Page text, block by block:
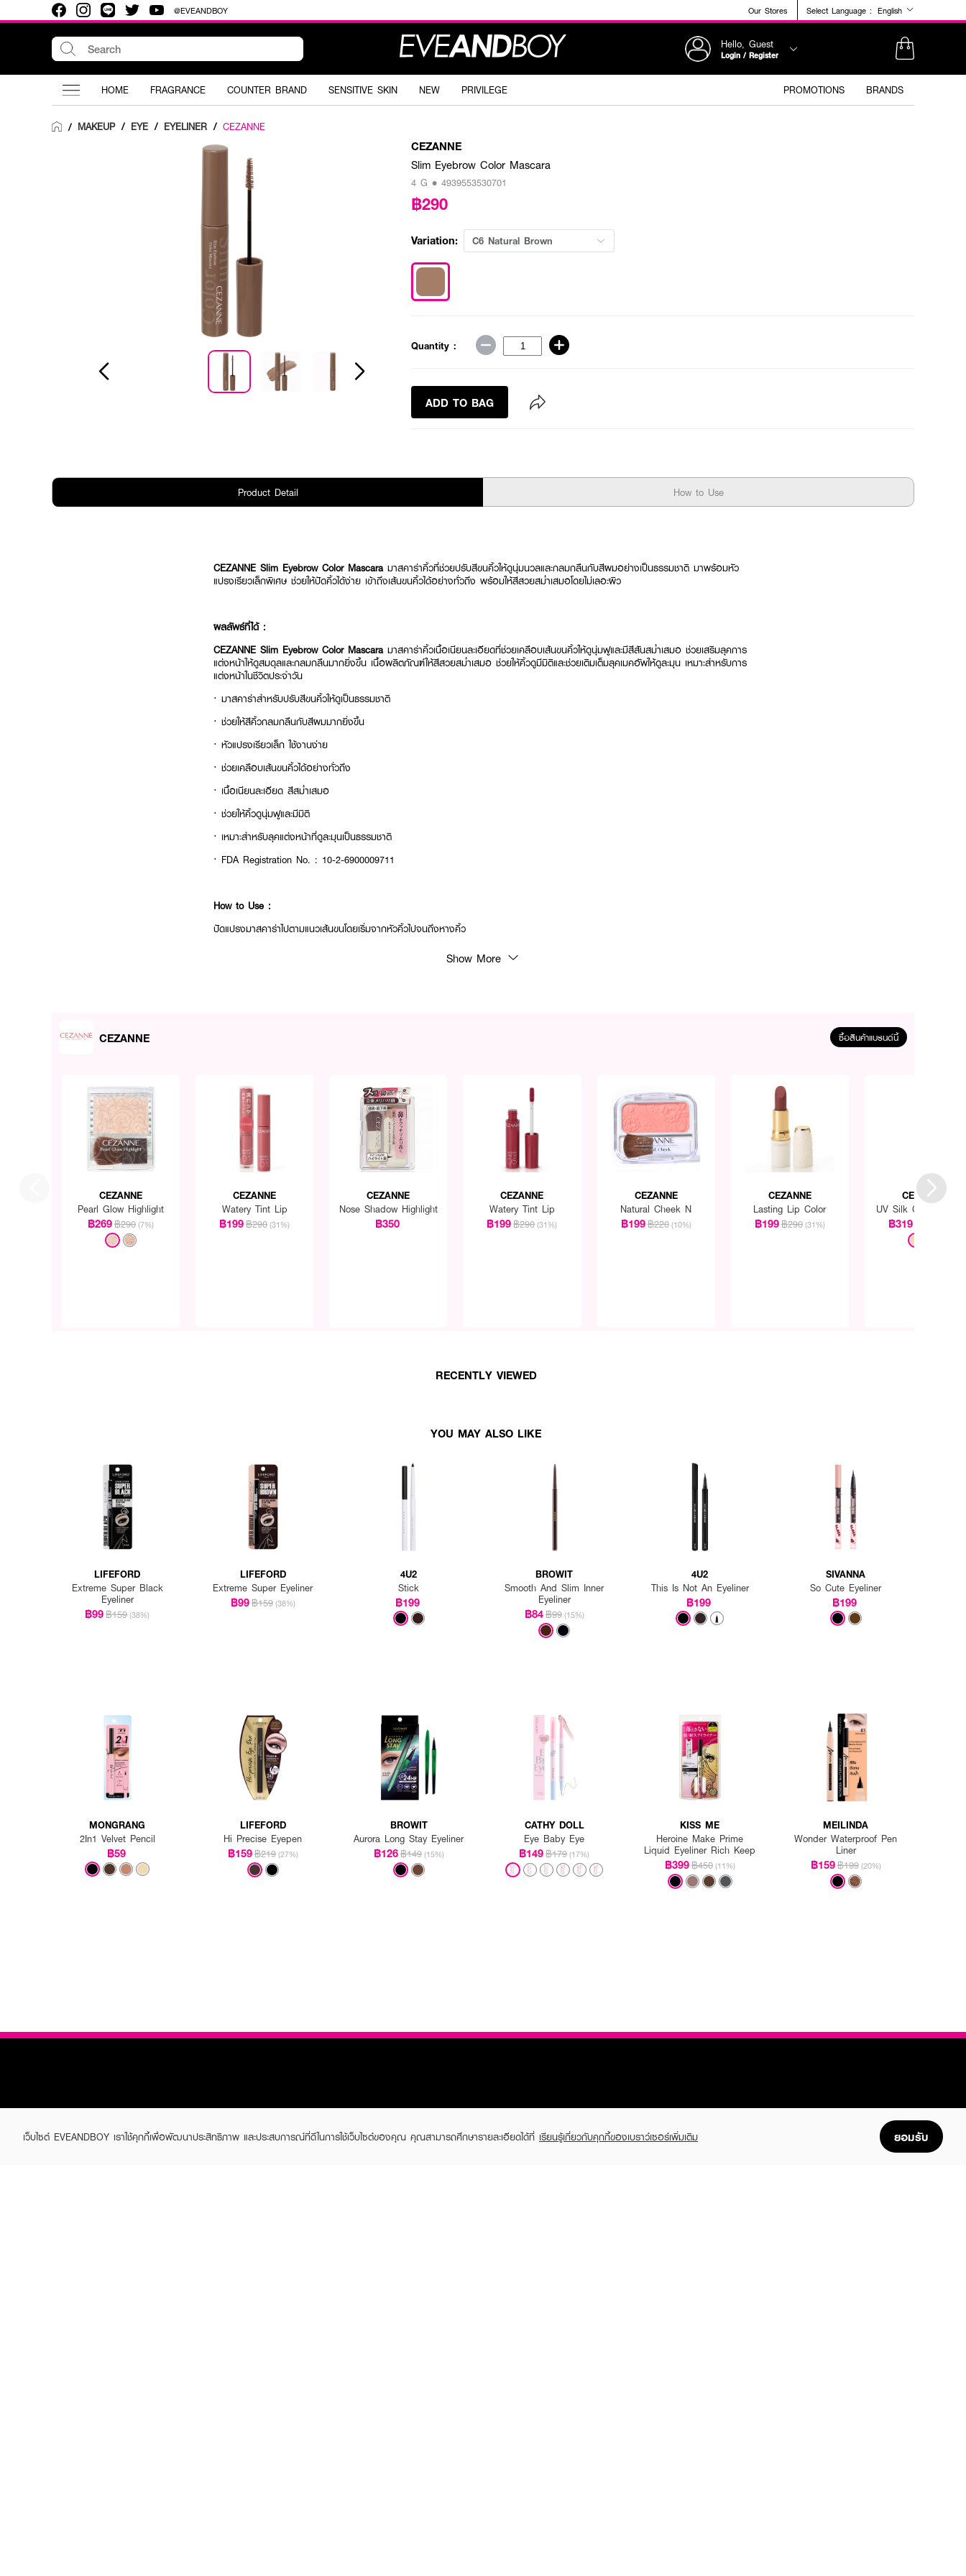
@EVEANDBOY Our Stores Select Language : English
Hello, Guest
Login / Register
HOME FRAGRANCE COUNTER BRAND SENSITIVE SKIN NEW PRIVILEGE PROMOTIONS BRANDS
/ MAKEUP / EYE / EYELINER / CEZANNE
CEZANNE
Slim Eyebrow Color Mascara
4 G • 4939553530701
฿290
Variation: C6 Natural Brown
Quantity :
ADD TO BAG
Product Detail How to Use
CEZANNE Slim Eyebrow Color Mascara มาสคาร่าคิ้วที่ช่วยปรับสีขนคิ้วให้ดูนุ่มนวลและกลมกลืนกับสีผมอย่างเป็นธรรมชาติ มาพร้อมหัว
แปรงเรียวเล็กพิเศษ ช่วยให้ปัดคิ้วได้ง่าย เข้าถึงเส้นขนคิ้วได้อย่างทั่วถึง พร้อมให้สีสวยสม่ำเสมอโดยไม่เลอะผิว
ผลลัพธ์ที่ได้ :
CEZANNE Slim Eyebrow Color Mascara มาสคาร่าคิ้วเนื้อเนียนละเอียดที่ช่วยเคลือบเส้นขนคิ้วให้ดูนุ่มฟูและมีสีสันสม่ำเสมอ ช่วยเสริมลุคการ
แต่งหน้าให้ดูสมดุลและกลมกลืนมากยิ่งขึ้น เนื้อผลิตภัณฑ์ให้สีสวยสม่ำเสมอ ช่วยให้คิ้วดูมีมิติและช่วยเติมเต็มลุคเมคอัพให้ดูละมุน เหมาะสำหรับการ
แต่งหน้าในชีวิตประจำวัน
· มาสคาร่าสำหรับปรับสีขนคิ้วให้ดูเป็นธรรมชาติ
· ช่วยให้สีคิ้วกลมกลืนกับสีผมมากยิ่งขึ้น
· หัวแปรงเรียวเล็ก ใช้งานง่าย
· ช่วยเคลือบเส้นขนคิ้วได้อย่างทั่วถึง
· เนื้อเนียนละเอียด สีสม่ำเสมอ
· ช่วยให้คิ้วดูนุ่มฟูและมีมิติ
· เหมาะสำหรับลุคแต่งหน้าที่ดูละมุนเป็นธรรมชาติ
· FDA Registration No. : 10-2-6900009711
How to Use :
ปัดแปรงมาสคาร่าไปตามแนวเส้นขนโดยเริ่มจากหัวคิ้วไปจนถึงหางคิ้ว
Show More
CEZANNE ซื้อสินค้าแบรนด์นี้
CEZANNE
Pearl Glow Highlight
฿269฿290 (7%)
CEZANNE
Watery Tint Lip
฿199฿290 (31%)
CEZANNE
Nose Shadow Highlight
฿350
CEZANNE
Watery Tint Lip
฿199฿290 (31%)
CEZANNE
Natural Cheek N
฿199฿220 (10%)
CEZANNE
Lasting Lip Color
฿199฿290 (31%)
CEZANNE
UV Silk Cover
฿319
RECENTLY VIEWED
YOU MAY ALSO LIKE
LIFEFORD
Extreme Super Black
Eyeliner
฿99฿159 (38%)
LIFEFORD
Extreme Super Eyeliner
฿99฿159 (38%)
4U2
Stick
฿199
BROWIT
Smooth And Slim Inner
Eyeliner
฿84฿99 (15%)
4U2
This Is Not An Eyeliner
฿199
SIVANNA
So Cute Eyeliner
฿199
MONGRANG
2In1 Velvet Pencil
฿59
LIFEFORD
Hi Precise Eyepen
฿159฿219 (27%)
BROWIT
Aurora Long Stay Eyeliner
฿126฿149 (15%)
CATHY DOLL
Eye Baby Eye
฿149฿179 (17%)
KISS ME
Heroine Make Prime
Liquid Eyeliner Rich Keep
฿399฿450 (11%)
MEILINDA
Wonder Waterproof Pen
Liner
฿159฿199 (20%)
เว็บไซต์ EVEANDBOY เราใช้คุกกี้เพื่อพัฒนาประสิทธิภาพ และประสบการณ์ที่ดีในการใช้เว็บไซต์ของคุณ คุณสามารถศึกษารายละเอียดได้ที่ เรียนรู้เกี่ยวกับคุกกี้ของเบราว์เซอร์เพิ่มเติม ยอมรับ
ABOUT EVEANDBOY CUSTOMER CARE EVEANDBOY MEMBER FOLLOW US